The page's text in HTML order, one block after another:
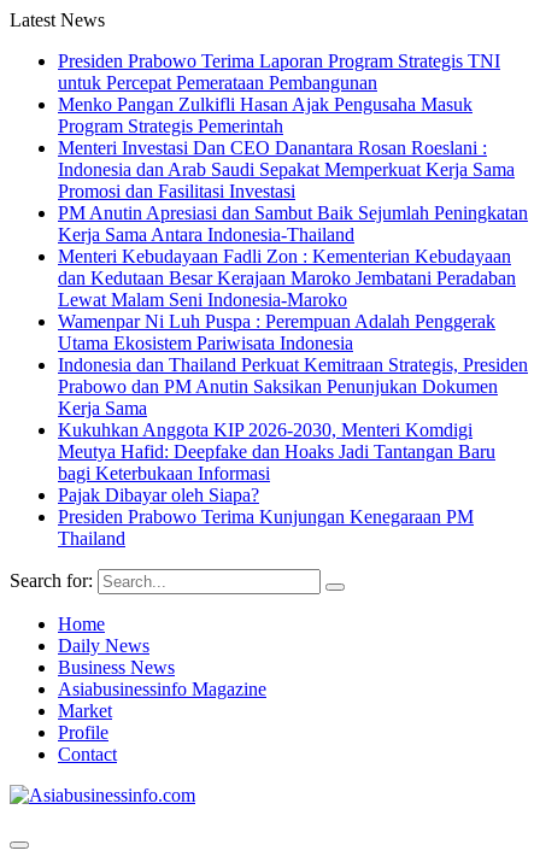
Latest News
Presiden Prabowo Terima Laporan Program Strategis TNI
untuk Percepat Pemerataan Pembangunan
Menko Pangan Zulkifli Hasan Ajak Pengusaha Masuk
Program Strategis Pemerintah
Menteri Investasi Dan CEO Danantara Rosan Roeslani :
Indonesia dan Arab Saudi Sepakat Memperkuat Kerja Sama
Promosi dan Fasilitasi Investasi
PM Anutin Apresiasi dan Sambut Baik Sejumlah Peningkatan
Kerja Sama Antara Indonesia-Thailand
Menteri Kebudayaan Fadli Zon : Kementerian Kebudayaan
dan Kedutaan Besar Kerajaan Maroko Jembatani Peradaban
Lewat Malam Seni Indonesia-Maroko
Wamenpar Ni Luh Puspa : Perempuan Adalah Penggerak
Utama Ekosistem Pariwisata Indonesia
Indonesia dan Thailand Perkuat Kemitraan Strategis, Presiden
Prabowo dan PM Anutin Saksikan Penunjukan Dokumen
Kerja Sama
Kukuhkan Anggota KIP 2026-2030, Menteri Komdigi
Meutya Hafid: Deepfake dan Hoaks Jadi Tantangan Baru
bagi Keterbukaan Informasi
Pajak Dibayar oleh Siapa?
Presiden Prabowo Terima Kunjungan Kenegaraan PM
Thailand
Search for:
Home
Daily News
Business News
Asiabusinessinfo Magazine
Market
Profile
Contact